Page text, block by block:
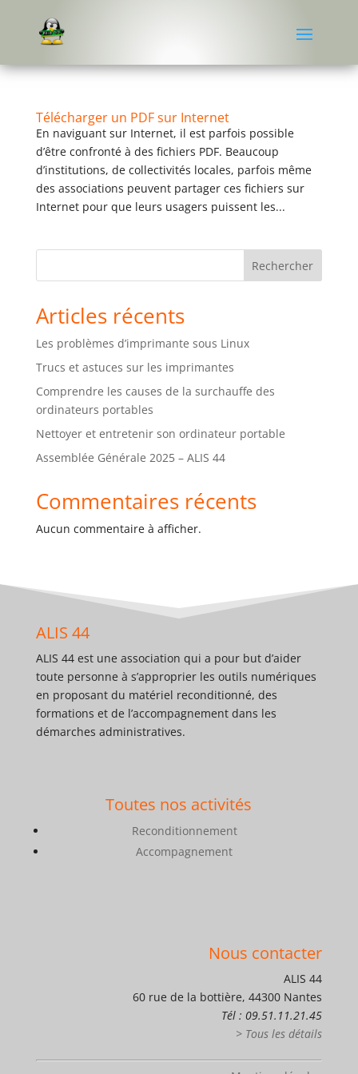
Télécharger un PDF sur Internet
En naviguant sur Internet, il est parfois possible
d’être confronté à des fichiers PDF. Beaucoup
d’institutions, de collectivités locales, parfois même
des associations peuvent partager ces fichiers sur
Internet pour que leurs usagers puissent les...
Rechercher
Articles récents
Les problèmes d’imprimante sous Linux
Trucs et astuces sur les imprimantes
Comprendre les causes de la surchauffe des
ordinateurs portables
Nettoyer et entretenir son ordinateur portable
Assemblée Générale 2025 – ALIS 44
Commentaires récents
Aucun commentaire à afficher.
ALIS 44
ALIS 44 est une association qui a pour but d’aider
toute personne à s’approprier les outils numériques
en proposant du matériel reconditionné, des
formations et de l’accompagnement dans les
démarches administratives.
Toutes nos activités
Reconditionnement
Accompagnement
Nous contacter
ALIS 44
60 rue de la bottière, 44300 Nantes
Tél : 09.51.11.21.45
> Tous les détails